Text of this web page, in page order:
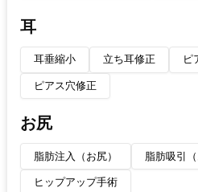
耳
耳垂縮小 立ち耳修正 ピ
ピアス穴修正
お尻
脂肪注入（お尻） 脂肪吸引（
ヒップアップ手術